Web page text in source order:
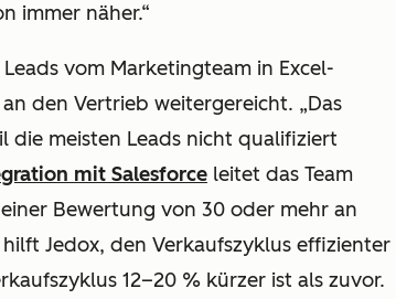
immer näher.“
vom Marketingteam in Excel-
den Vertrieb weitergereicht. „Das
die meisten Leads nicht qualifiziert
mit Salesforce leitet das Team
Bewertung von 30 oder mehr an
Jedox, den Verkaufszyklus effizienter
12–20 % kürzer ist als zuvor.